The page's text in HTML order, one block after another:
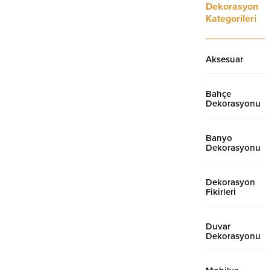
Dekorasyon
Kategorileri
Aksesuar
Bahçe
Dekorasyonu
Banyo
Dekorasyonu
Dekorasyon
Fikirleri
Duvar
Dekorasyonu